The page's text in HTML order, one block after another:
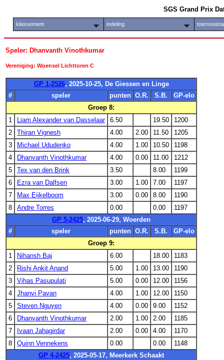
SGS Grand Prix
klassement indeling
Speler: Dhanvanth Vinothkumar
Vereniging: Woensel Lichttoren C
GP 1-2526, 2025-10-25, De Giessen en Linge
#
speler punten O.R. S.B.
GP-elo
Groep 8:
1
Liam Alexander van Dasselaar 6.50 19.50
1200
2
Thiran Vignesh 4.00 2.00 11.50
1205
3
Michael Ududenko 4.00 1.00 10.50
1198
4
Dhanvanth Vinothkumar 4.00 0.00 11.00
1212
5
Tex van den Brink 3.50 8.00
1199
6
Ezra van Dalfsen 3.00 1.00 7.00
1197
7
Max Eijkelboom 3.00 0.00 8.00
1190
8
Andre Torres 0.00 0.00
1197
GP 5-2425, 2025-06-29, Woerden
#
speler punten O.R. S.B.
GP-elo
Groep 9:
1
Nihansh Baj 6.00 18.00
1183
2
Rishi Ankit Anand 5.00 1.00 13.00
1190
3
Vihas Pasupulati 5.00 0.00 12.00
1156
4
Jhanvi Pavan 4.00 1.00 12.00
1150
5
Steven Nguyen 4.00 0.00 9.00
1152
6
Dhanvanth Vinothkumar 2.00 1.00 2.00
1185
7
Ivaan Jahagirdar 2.00 0.00 4.00
1170
8
Quinn Vennekens 0.00 0.00
1148
GP 4-2425, 2025-05-17, Meerkerk Schaakt